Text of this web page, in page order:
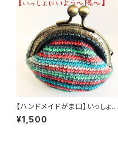
【ハンドメイドがま口】いっしょに
いよう ～ 陽 ～【オパール毛糸】
¥1,500